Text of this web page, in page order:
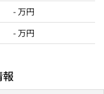
- 万円
- 万円